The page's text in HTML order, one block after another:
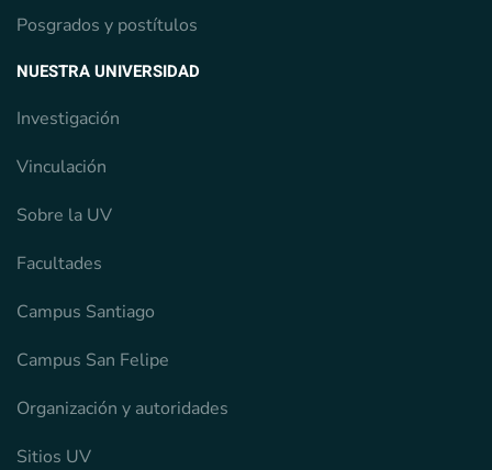
Posgrados y postítulos
NUESTRA UNIVERSIDAD
Investigación
Vinculación
Sobre la UV
Facultades
Campus Santiago
Campus San Felipe
Organización y autoridades
Sitios UV